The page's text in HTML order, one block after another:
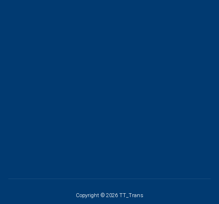
Copyright © 2026 TT_Trans